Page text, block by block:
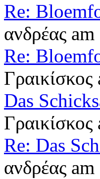
Re:
ανδρέας
Re:
Das
Re: Das
ανδρέας